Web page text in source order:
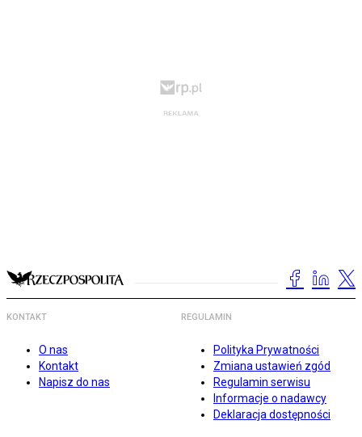
KONTAKT
O nas
Kontakt
Napisz do nas
REGULAMIN
Polityka Prywatności
Zmiana ustawień zgód
Regulamin serwisu
Informacje o nadawcy
Deklaracja dostępności